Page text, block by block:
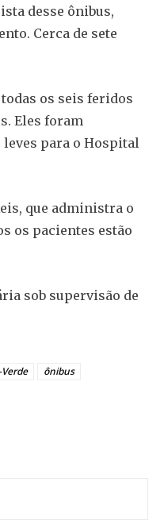
desse ônibus,
Cerca de sete
todas os seis feridos
Eles foram
para o Hospital
que administra o
os pacientes estão
sob supervisão de
ônibus